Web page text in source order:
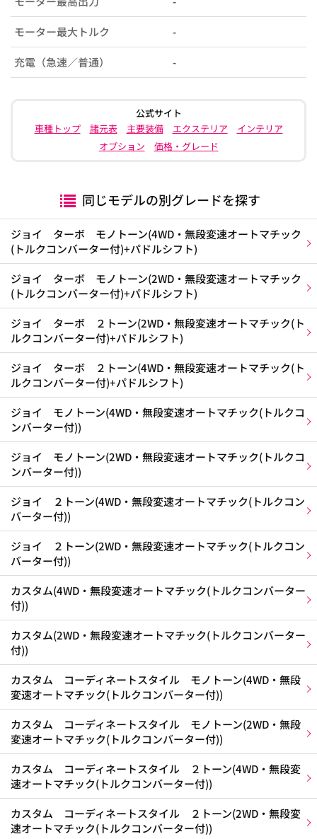
モーター最大トルク -
充電（急速／普通） -
公式サイト
車種トップ
諸元表 主要装備 エクステリア
インテリア
オプション
価格・グレード
同じモデルの別グレードを探す
ジョイ ターボ モノトーン(4WD・無段変速オートマチック
(トルクコンバーター付)+パドルシフト)
ジョイ ターボ モノトーン(2WD・無段変速オートマチック
(トルクコンバーター付)+パドルシフト)
ジョイ ターボ ２トーン(2WD・無段変速オートマチック(ト
ルクコンバーター付)+パドルシフト)
ジョイ ターボ ２トーン(4WD・無段変速オートマチック(ト
ルクコンバーター付)+パドルシフト)
ジョイ モノトーン(4WD・無段変速オートマチック(トルクコ
ンバーター付))
ジョイ モノトーン(2WD・無段変速オートマチック(トルクコ
ンバーター付))
ジョイ ２トーン(4WD・無段変速オートマチック(トルクコン
バーター付))
ジョイ ２トーン(2WD・無段変速オートマチック(トルクコン
バーター付))
カスタム(4WD・無段変速オートマチック(トルクコンバーター
付))
カスタム(2WD・無段変速オートマチック(トルクコンバーター
付))
カスタム コーディネートスタイル モノトーン(4WD・無段
変速オートマチック(トルクコンバーター付))
カスタム コーディネートスタイル モノトーン(2WD・無段
変速オートマチック(トルクコンバーター付))
カスタム コーディネートスタイル ２トーン(4WD・無段変
速オートマチック(トルクコンバーター付))
カスタム コーディネートスタイル ２トーン(2WD・無段変
速オートマチック(トルクコンバーター付))